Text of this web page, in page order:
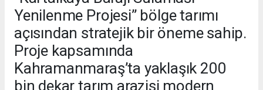
Yenilenme Projesi” bölge tarımı
açısından stratejik bir öneme sahip.
Proje kapsamında
Kahramanmaraş’ta yaklaşık 200
bin dekar tarım arazisi modern